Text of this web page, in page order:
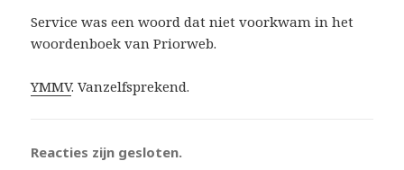
Service was een woord dat niet voorkwam in het
woordenboek van Priorweb.
YMMV. Vanzelfsprekend.
Reacties zijn gesloten.